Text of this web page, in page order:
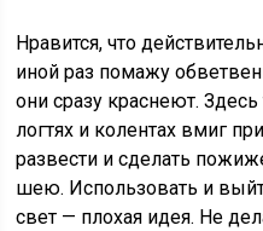
Нравится, что
иной раз помажу
они сразу краснеют.
логтях и колентах вмиг
развести и сделать
шею. Использовать и
свет — плохая идея. Не